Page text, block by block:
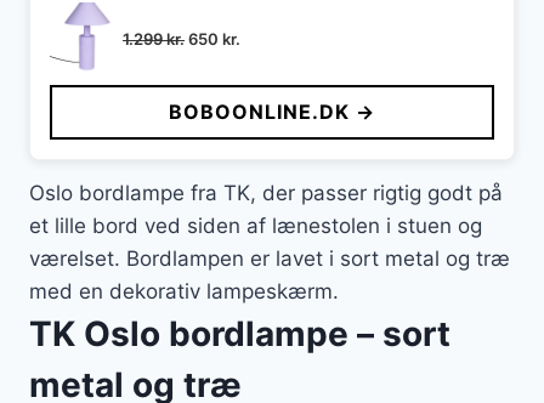
1.299kr.Den
pris
var:
1.299 kr..
650 kr.
pris
er:
650 kr..
BOBOONLINE.DK →
Oslo bordlampe fra TK, der passer rigtig godt på
et lille bord ved siden af lænestolen i stuen og
værelset. Bordlampen er lavet i sort metal og træ
med en dekorativ lampeskærm.
TK Oslo bordlampe – sort
metal og træ